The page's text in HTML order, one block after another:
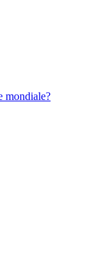
mondiale?